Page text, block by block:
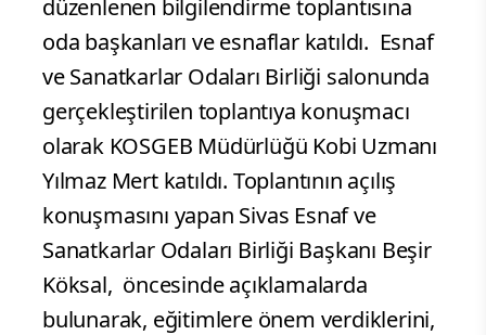
düzenlenen bilgilendirme toplantısına
oda başkanları ve esnaflar katıldı. Esnaf
ve Sanatkarlar Odaları Birliği salonunda
gerçekleştirilen toplantıya konuşmacı
olarak KOSGEB Müdürlüğü Kobi Uzmanı
Yılmaz Mert katıldı. Toplantının açılış
konuşmasını yapan Sivas Esnaf ve
Sanatkarlar Odaları Birliği Başkanı Beşir
Köksal, öncesinde açıklamalarda
bulunarak, eğitimlere önem verdiklerini,